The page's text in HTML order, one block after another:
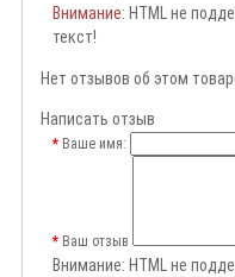
Внимание: HTML не
текст!
Нет отзывов об этом
Написать отзыв
Ваше имя:
Ваш отзыв
Внимание: HTML не